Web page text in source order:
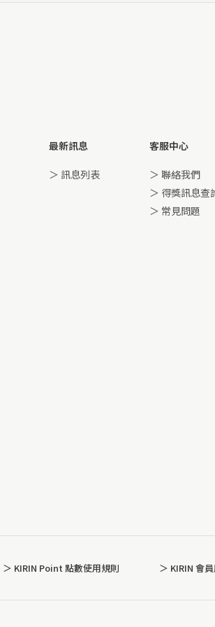
最新訊息
＞ 訊息列表
客服中心
＞ 聯絡我們
＞ 得獎訊息查
＞ 常見問題
＞ KIRIN Point 點數使用規則 ＞ KIRIN 會